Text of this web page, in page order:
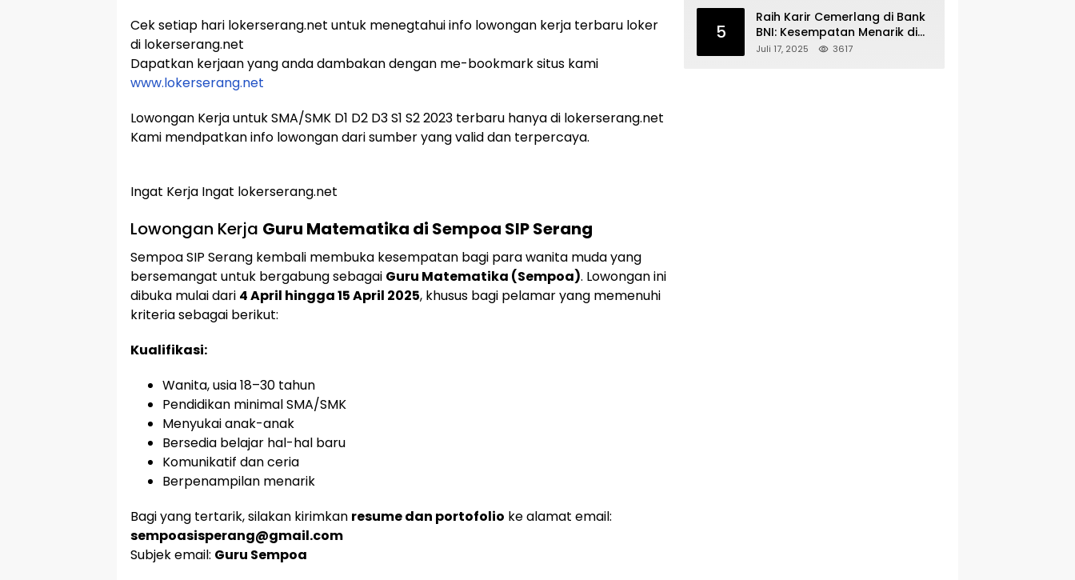
Cek setiap hari lokerserang.net untuk menegtahui info lowongan kerja terbaru loker
di lokerserang.net
Dapatkan kerjaan yang anda dambakan dengan me-bookmark situs kami
www.lokerserang.net
Lowongan Kerja untuk SMA/SMK D1 D2 D3 S1 S2 2023 terbaru hanya di lokerserang.net
Kami mendpatkan info lowongan dari sumber yang valid dan terpercaya.
Ingat Kerja Ingat lokerserang.net
Lowongan Kerja Guru Matematika di Sempoa SIP Serang
Sempoa SIP Serang kembali membuka kesempatan bagi para wanita muda yang
bersemangat untuk bergabung sebagai Guru Matematika (Sempoa). Lowongan ini
dibuka mulai dari 4 April hingga 15 April 2025, khusus bagi pelamar yang memenuhi
kriteria sebagai berikut:
Kualifikasi:
Wanita, usia 18–30 tahun
Pendidikan minimal SMA/SMK
Menyukai anak-anak
Bersedia belajar hal-hal baru
Komunikatif dan ceria
Berpenampilan menarik
Bagi yang tertarik, silakan kirimkan resume dan portofolio ke alamat email:
sempoasisperang@gmail.com
Subjek email: Guru Sempoa
5
Raih Karir Cemerlang di Bank
BNI: Kesempatan Menarik di
Serang!
Juli 17, 2025 3617